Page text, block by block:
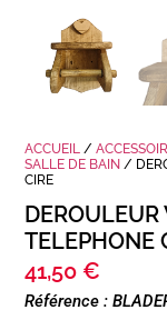
ACCUEIL /
SALLE DE BAIN /
CIRE
DEROULEUR
TELEPHONE
41,50 €
Référence :